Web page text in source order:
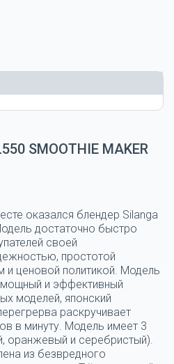
SMOOTHIE MAKER
оказался блендер Silanga
достаточно быстро
своей
простотой
и ценовой политикой. Модель
и эффективный
моделей, японский
раскручивает
в минуту. Модель имеет 3
оранжевый и серебристый).
из безвредного